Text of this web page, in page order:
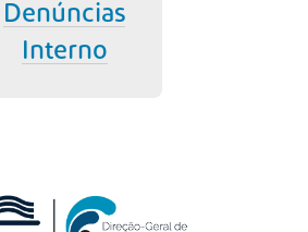
Denúncias
Interno